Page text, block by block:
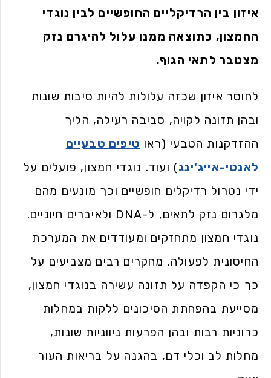
איזון בין הרדיקליים החופשיים לבין נוגדי
החמצון, כתוצאה ממנו עלול להיגרם נזק
מצטבר לתאי הגוף.
לחוסר איזון שכזה עלולות להיות סיבות שונות
ובהן תזונה לקויה, סביבה רעילה, הליך
ההזדקנות הטבעי (ראו טיפים טבעיים
לאנטי-אייג'ינג) ועוד. נוגדי חמצון, פועלים על
ידי נטרול רדיקלים חופשיים וכך מונעים מהם
מלגרום נזק לתאים, ל-DNA ולאיברים חיוניים.
נוגדי חמצון מתחזקים ומעודדים את המערכת
החיסונית לפעולה. מחקרים רבים מצביעים על
כך כי הקפדה על תזונה עשירה בנוגדי חמצון,
מסייעת בהפחתת הסיכונים ללקות במחלות
כרוניות רבות ובהן הפרעות ניווניות שונות,
מחלות לב וכלי דם, בהגנה על בריאות העור